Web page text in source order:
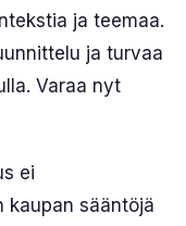
ja teemaa.
ja turvaa
Varaa nyt
ei
kaupan sääntöjä